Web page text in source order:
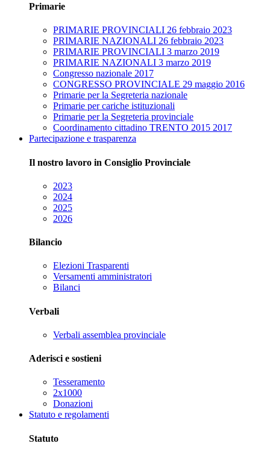
Primarie
PRIMARIE PROVINCIALI 26 febbraio 2023
PRIMARIE NAZIONALI 26 febbraio 2023
PRIMARIE PROVINCIALI 3 marzo 2019
PRIMARIE NAZIONALI 3 marzo 2019
Congresso nazionale 2017
CONGRESSO PROVINCIALE 29 maggio 2016
Primarie per la Segreteria nazionale
Primarie per cariche istituzionali
Primarie per la Segreteria provinciale
Coordinamento cittadino TRENTO 2015 2017
Partecipazione e trasparenza
Il nostro lavoro in Consiglio Provinciale
2023
2024
2025
2026
Bilancio
Elezioni Trasparenti
Versamenti amministratori
Bilanci
Verbali
Verbali assemblea provinciale
Aderisci e sostieni
Tesseramento
2x1000
Donazioni
Statuto e regolamenti
Statuto